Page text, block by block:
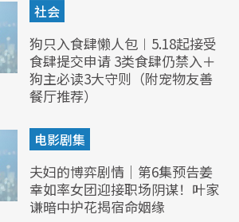
社会
狗只入食肆懒人包︱5.18起接受
食肆提交申请 3类食肆仍禁入＋
狗主必读3大守则（附宠物友善
餐厅推荐）
电影剧集
夫妇的博弈剧情｜第6集预告姜
幸如率女团迎接职场阴谋！叶家
谦暗中护花揭宿命姻缘